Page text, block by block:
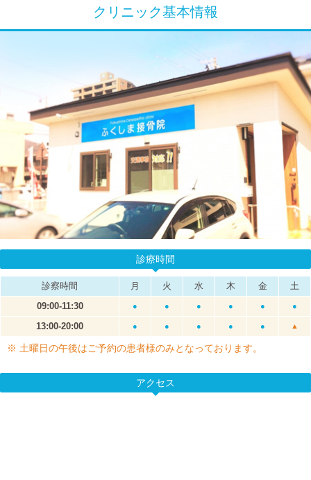
クリニック基本情報
診療時間
診察時間 月 火 水 木 金
土
09:00-11:30
● ● ● ● ● ●
13:00-20:00 ● ● ● ● ● ▲
※ 土曜日の午後はご予約の患者様のみとなっております。
アクセス